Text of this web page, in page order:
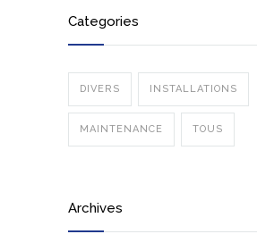
Categories
DIVERS INSTALLATIONS
MAINTENANCE TOUS
Archives